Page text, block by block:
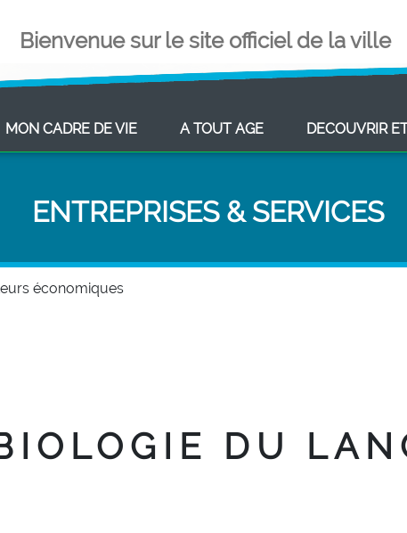
Bienvenue sur le site officiel de la ville
MON CADRE DE VIE(CURRENT)A TOUT AGE(CURRENT)DECOUVRIR
ENTREPRISES & SERVICES
économiques
DU